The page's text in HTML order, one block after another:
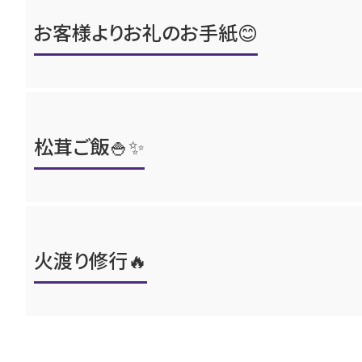
お客様よりお礼のお手紙😊
松茸ご飯🍚✨
火渡り修行🔥